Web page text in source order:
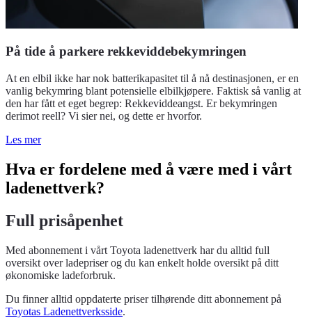
På tide å parkere rekkeviddebekymringen
At en elbil ikke har nok batterikapasitet til å nå destinasjonen, er en
vanlig bekymring blant potensielle elbilkjøpere. Faktisk så vanlig at
den har fått et eget begrep: Rekkeviddeangst. Er bekymringen
derimot reell? Vi sier nei, og dette er hvorfor.
Les mer
Hva er fordelene med å være med i vårt
ladenettverk?
Full prisåpenhet
Med abonnement i vårt Toyota ladenettverk har du alltid full
oversikt over ladepriser og du kan enkelt holde oversikt på ditt
økonomiske ladeforbruk.
Du finner alltid oppdaterte priser tilhørende ditt abonnement på
Toyotas Ladenettverksside.